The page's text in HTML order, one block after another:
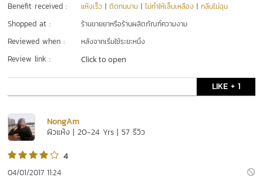
Benefit received : แห้งเร็ว |ติดทนนาน |ไม่ทำให้เล็บเหลือง |กลิ่นไม่ฉุน
Shopped at : ร้านขายยาหรือร้านผลิตภัณฑ์ความงาม
Reviewed when : หลังจากเริ่มใช้ระยะหนึ่ง
Review link : Click to open
LIKE + 1
NongAm
ผิวแห้ง | 20-24 Yrs | 57 รีวิว
4
04/01/2017 11:24